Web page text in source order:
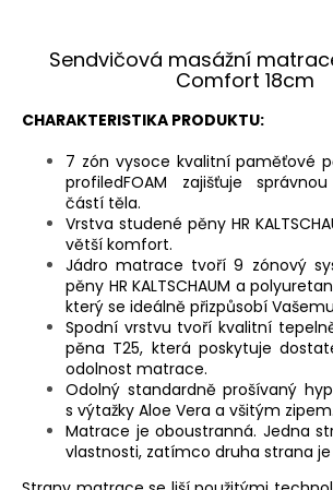
Sendvičová masážní matrace
Comfort 18cm
CHARAKTERISTIKA PRODUKTU:
7 zón vysoce kvalitní paměťové
profiledFOAM zajišťuje
částí těla.
Vrstva studené pěny HR
větší komfort.
Jádro matrace tvoří 9 zónový
pěny HR KALTSCHAUM a
který se ideálně přizpůsobí
Spodní vrstvu tvoří kvalitní
pěna T25, která poskytuje
odolnost matrace.
Odolný standardně prošívaný
s výtažky Aloe Vera a všitým zipem.
Matrace je oboustranná. Jedna
vlastnosti, zatímco druha strana je